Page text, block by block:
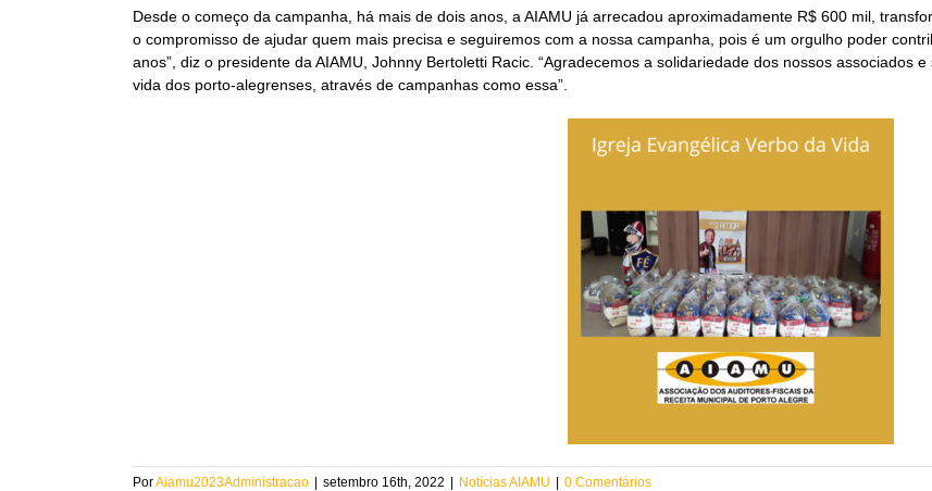
Desde o começo da campanha, há mais de dois anos, a AIAMU já arrecadou aproximadamente R$ 600 mil,
o compromisso de ajudar quem mais precisa e seguiremos com a nossa campanha, pois é um orgulho poder
anos”, diz o presidente da AIAMU, Johnny Bertoletti Racic. “Agradecemos a solidariedade dos nossos associados
vida dos porto-alegrenses, através de campanhas como essa”.
PorAiamu2023Administracao setembro 16th, 2022 Notícias AIAMU 0 Comentários